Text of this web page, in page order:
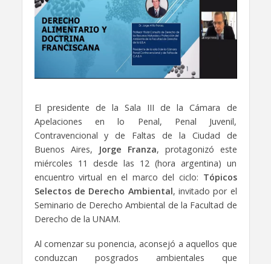
El presidente de la Sala III de la Cámara de
Apelaciones en lo Penal, Penal Juvenil,
Contravencional y de Faltas de la Ciudad de
Buenos Aires,
Jorge Franza, protagonizó este
miércoles 11 desde las 12 (hora argentina) un
encuentro virtual en el marco del ciclo: Tópicos
Selectos de Derecho Ambiental, invitado por el
Seminario de Derecho Ambiental de la Facultad de
Derecho de la UNAM.
Al comenzar su ponencia, aconsejó a aquellos que
conduzcan posgrados ambientales que